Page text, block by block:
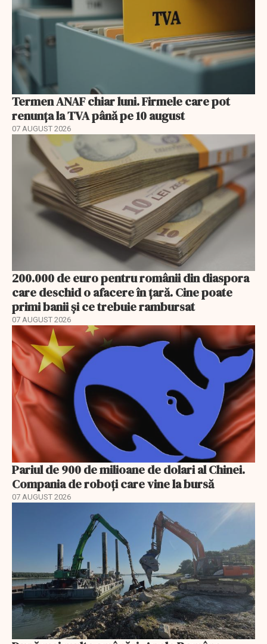
Termen ANAF chiar luni. Firmele care pot
renunța la TVA până pe 10 august
07 AUGUST 2026
200.000 de euro pentru românii din diaspora
care deschid o afacere în țară. Cine poate
primi banii și ce trebuie rambursat
07 AUGUST 2026
Pariul de 900 de milioane de dolari al Chinei.
Compania de roboți care vine la bursă
07 AUGUST 2026